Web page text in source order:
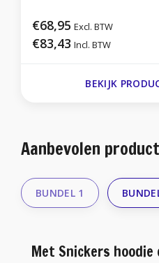
€68,95 Excl. BTW
€83,43 Incl. BTW
BEKIJK
Aanbevolen
BUNDEL 1
Met Snickers hoodie